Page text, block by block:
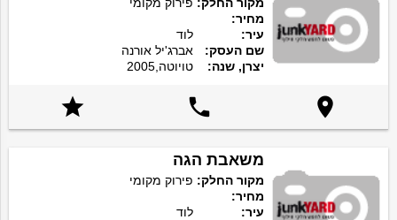
מחיר:
עיר:
לוד
שם העסק:
אברג'יל אורנה
יצרן, שנה:
טויוטה,2005



משאבת הגה
מקור החלק: פירוק מקומי
מחיר:
עיר:
לוד